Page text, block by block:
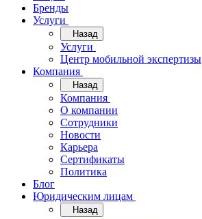
Бренды
Услуги
Назад
Услуги
Центр мобильной экспертизы
Компания
Назад
Компания
О компании
Сотрудники
Новости
Карьера
Сертификаты
Политика
Блог
Юридическим лицам
Назад